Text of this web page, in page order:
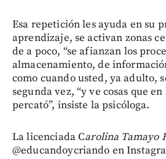
Esa repetición les ayuda en su
aprendizaje, se activan zonas
de a poco, “se afianzan los
almacenamiento, de
como cuando usted, ya adulto,
segunda vez, “y ve cosas que
percató”, insiste la psicóloga.
La licenciada Carolina Tamayo
@educandoycriando en